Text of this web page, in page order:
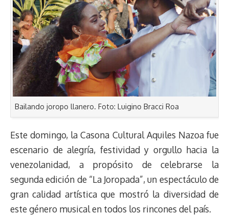
Bailando joropo llanero. Foto: Luigino Bracci Roa
Este domingo, la Casona Cultural Aquiles Nazoa fue
escenario de alegría, festividad y orgullo hacia la
venezolanidad, a propósito de celebrarse la
segunda edición de “La Joropada”, un espectáculo de
gran calidad artística que mostró la diversidad de
este género musical en todos los rincones del país.